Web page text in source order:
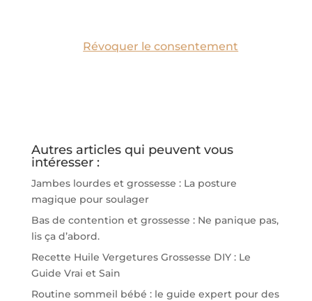
Révoquer le consentement
Autres articles qui peuvent vous
intéresser :
Jambes lourdes et grossesse : La posture
magique pour soulager
Bas de contention et grossesse : Ne panique pas,
lis ça d’abord.
Recette Huile Vergetures Grossesse DIY : Le
Guide Vrai et Sain
Routine sommeil bébé : le guide expert pour des